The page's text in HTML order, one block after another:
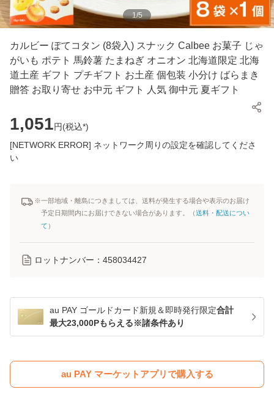
1/5
カルビー ぽてコタン (8袋入) スナック Calbee お菓子 じゃ
がいも ポテト 馬鈴薯 たまねぎ オニオン 北海道限定 北海
道土産 ギフト プチギフト お土産 個包装 小分け ばらまき
贈答 お取り寄せ お中元 ギフト 人気 御中元 夏ギフト
1,051円(税込*)
[NETWORK ERROR] ネットワーク周りの設定を確認してくださ
い
※一部地域・離島につきましては、送料が発生する場合や表示のお届け
予定日期間内にお届けできない場合があります。（送料・配送につい
て ）
ロットナンバー： 458034427
au PAY ゴールドカード新規＆即時発行限定合計
最大23,000Pもらえる※諸条件あり
au PAY マーケットアプリで購入する